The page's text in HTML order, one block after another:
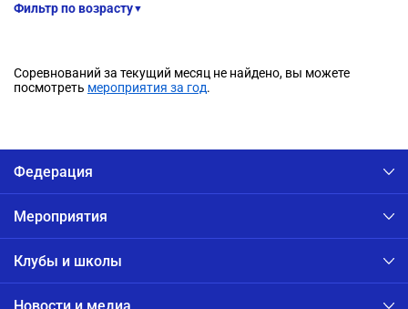
Фильтр по возрасту▼
Соревнований за текущий месяц не найдено, вы можете
посмотреть мероприятия за год.
Федерация
Мероприятия
Клубы и школы
Новости и медиа